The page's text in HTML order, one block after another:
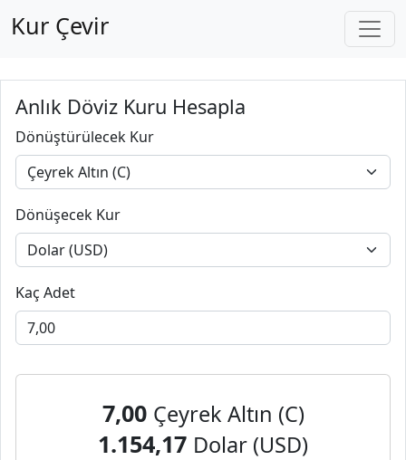
Kur Çevir
Anlık Döviz Kuru Hesapla
Dönüştürülecek Kur
Dönüşecek Kur
Kaç Adet
7,00 Çeyrek Altın (C)
1.154,17 Dolar (USD)